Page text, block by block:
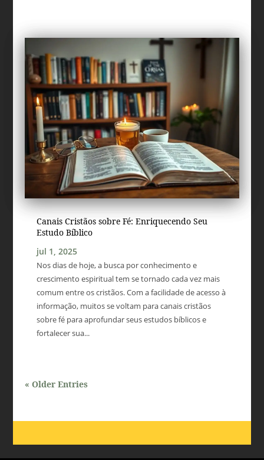
Canais Cristãos sobre Fé: Enriquecendo Seu
Estudo Bíblico
jul 1, 2025
Nos dias de hoje, a busca por conhecimento e
crescimento espiritual tem se tornado cada vez mais
comum entre os cristãos. Com a facilidade de acesso à
informação, muitos se voltam para canais cristãos
sobre fé para aprofundar seus estudos bíblicos e
fortalecer sua...
« Older Entries